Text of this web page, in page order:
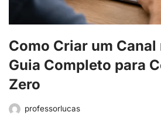
Como Criar um Canal
Guia Completo para
Zero
professorlucas